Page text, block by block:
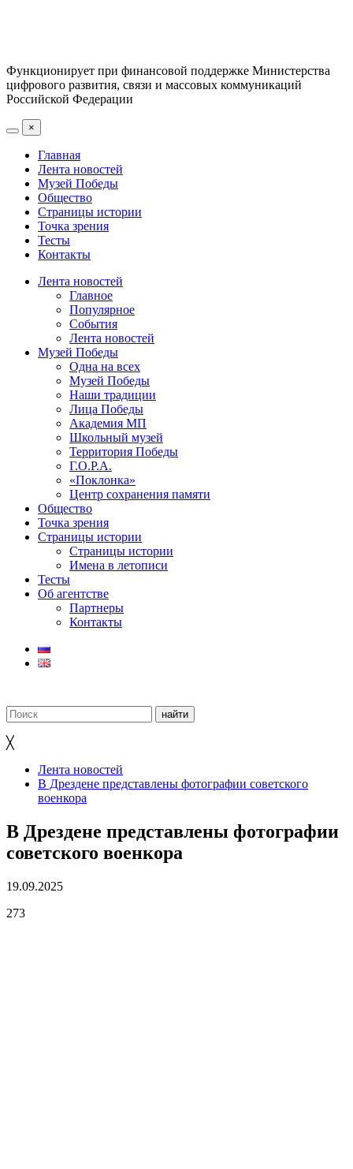
Функционирует при финансовой поддержке Министерства
цифрового развития, связи и массовых коммуникаций
Российской Федерации
×
Главная
Лента новостей
Музей Победы
Общество
Страницы истории
Точка зрения
Тесты
Контакты
Лента новостей
Главное
Популярное
События
Лента новостей
Музей Победы
Одна на всех
Музей Победы
Наши традиции
Лица Победы
Академия МП
Школьный музей
Территория Победы
Г.О.Р.А.
«Поклонка»
Центр сохранения памяти
Общество
Точка зрения
Страницы истории
Страницы истории
Имена в летописи
Тесты
Об агентстве
Партнеры
Контакты
╳
Лента новостей
В Дрездене представлены фотографии советского
военкора
В Дрездене представлены фотографии
советского военкора
19.09.2025
273